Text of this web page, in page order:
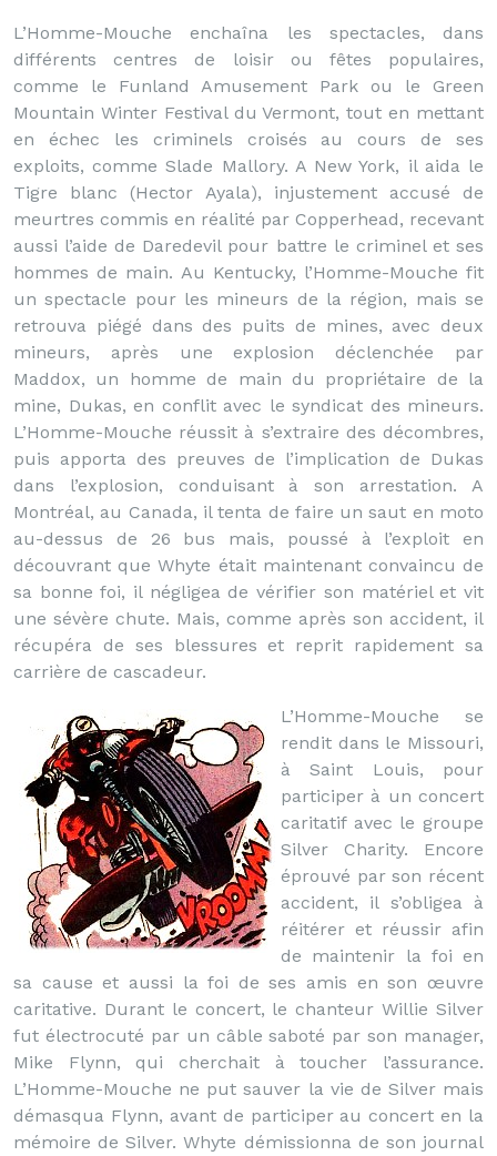
L’Homme-Mouche enchaîna les spectacles, dans
différents centres de loisir ou fêtes populaires,
comme le Funland Amusement Park ou le Green
Mountain Winter Festival du Vermont, tout en mettant
en échec les criminels croisés au cours de ses
exploits, comme Slade Mallory. A New York, il aida le
Tigre blanc (Hector Ayala), injustement accusé de
meurtres commis en réalité par Copperhead, recevant
aussi l’aide de Daredevil pour battre le criminel et ses
hommes de main. Au Kentucky, l’Homme-Mouche fit
un spectacle pour les mineurs de la région, mais se
retrouva piégé dans des puits de mines, avec deux
mineurs, après une explosion déclenchée par
Maddox, un homme de main du propriétaire de la
mine, Dukas, en conflit avec le syndicat des mineurs.
L’Homme-Mouche réussit à s’extraire des décombres,
puis apporta des preuves de l’implication de Dukas
dans l’explosion, conduisant à son arrestation. A
Montréal, au Canada, il tenta de faire un saut en moto
au-dessus de 26 bus mais, poussé à l’exploit en
découvrant que Whyte était maintenant convaincu de
sa bonne foi, il négligea de vérifier son matériel et vit
une sévère chute. Mais, comme après son accident, il
récupéra de ses blessures et reprit rapidement sa
carrière de cascadeur.
L’Homme-Mouche se
rendit dans le Missouri,
à Saint Louis, pour
participer à un concert
caritatif avec le groupe
Silver Charity. Encore
éprouvé par son récent
accident, il s’obligea à
réitérer et réussir afin
de maintenir la foi en
sa cause et aussi la foi de ses amis en son œuvre
caritative. Durant le concert, le chanteur Willie Silver
fut électrocuté par un câble saboté par son manager,
Mike Flynn, qui cherchait à toucher l’assurance.
L’Homme-Mouche ne put sauver la vie de Silver mais
démasqua Flynn, avant de participer au concert en la
mémoire de Silver. Whyte démissionna de son journal